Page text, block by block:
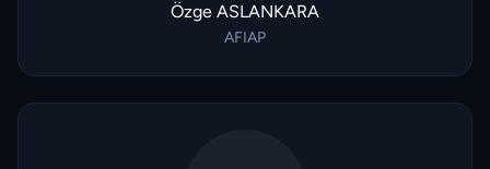
Özge ASLANKARA
AFIAP